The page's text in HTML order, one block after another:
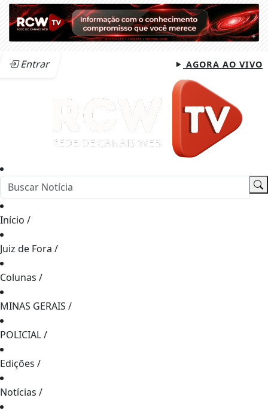
Entrar AGORA AO VIVO
Início /
Juiz de Fora /
Colunas /
MINAS GERAIS /
POLICIAL/
Edições /
Notícias /